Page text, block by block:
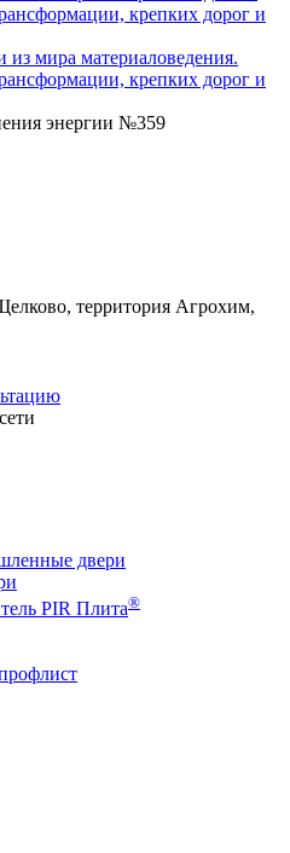
из мира материаловедения.
крепких дорог и
энергии №359
территория Агрохим,
двери
PIR Плита®